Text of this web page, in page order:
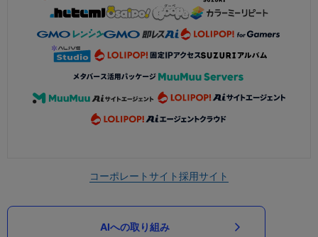
コーポレートサイト採用サイト
AIへの取り組み